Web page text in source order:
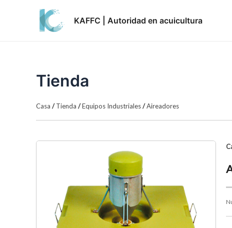
KAFFC | Autoridad en acuicultura
Tienda
Casa /Tienda /Equipos Industriales/Aireadores